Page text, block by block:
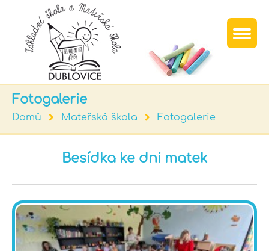
Fotogalerie
Domů Mateřská škola Fotogalerie
Besídka ke dni matek